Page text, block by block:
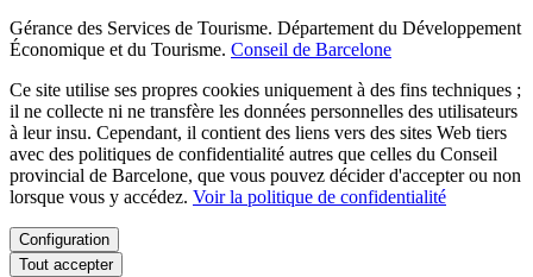
Gérance des Services de Tourisme. Département du Développement
Économique et du Tourisme. Conseil de Barcelone
Ce site utilise ses propres cookies uniquement à des fins techniques ;
il ne collecte ni ne transfère les données personnelles des utilisateurs
à leur insu. Cependant, il contient des liens vers des sites Web tiers
avec des politiques de confidentialité autres que celles du Conseil
provincial de Barcelone, que vous pouvez décider d'accepter ou non
lorsque vous y accédez. Voir la politique de confidentialité
Configuration
Tout accepter